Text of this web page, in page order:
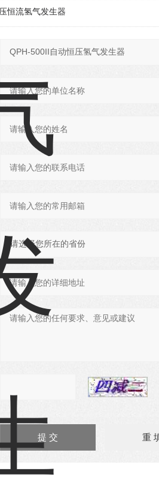
恒流氢气发生器